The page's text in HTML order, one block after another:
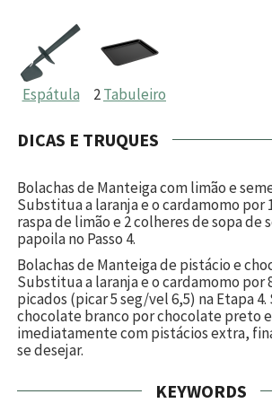
Espátula 2Tabuleiro
DICAS E TRUQUES
Bolachas de Manteiga com limão e
Substitua a laranja e o cardamomo por
raspa de limão e 2 colheres de sopa de
papoila no Passo 4.
Bolachas de Manteiga de pistácio e
Substitua a laranja e o cardamomo por
picados (picar 5 seg/vel 6,5) na Etapa
chocolate branco por chocolate preto
imediatamente com pistácios extra,
se desejar.
KEYWORDS